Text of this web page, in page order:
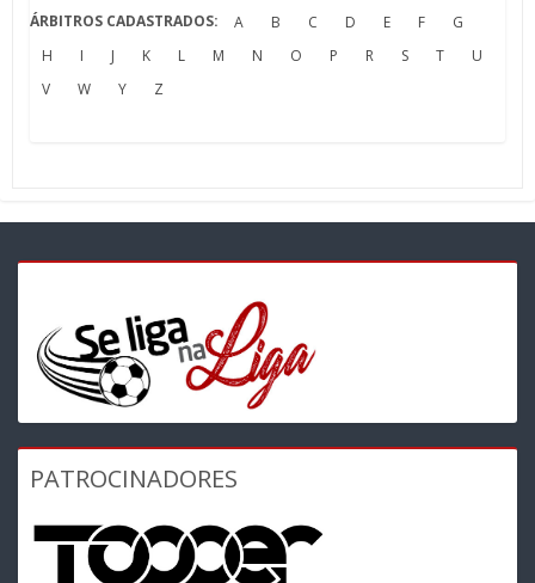
ÁRBITROS CADASTRADOS: A B C D E F
G
H
I J K L M N O P R S T
U
V
W Y Z
PATROCINADORES